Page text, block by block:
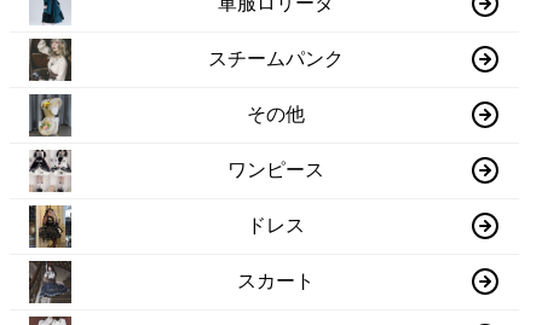
スチームパンク
その他
ワンピース
ドレス
スカート